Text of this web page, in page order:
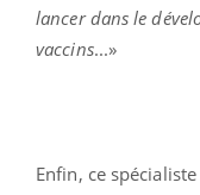
lancer dans le
vaccins...»
Enfin, ce